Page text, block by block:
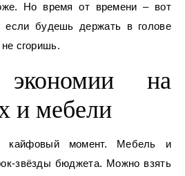
Но время от времени – вот
если будешь держать в голове
сгоришь.
на
и мебели
кайфовый момент. Мебель и
звёзды бюджета. Можно взять